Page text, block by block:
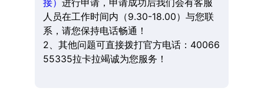
接） 进行申请，申请成功后我们会有客服
人员在工作时间内（9.30-18.00）与您联
系，请您保持电话畅通！
2、其他问题可直接拨打官方电话：40066
55335拉卡拉竭诚为您服务！